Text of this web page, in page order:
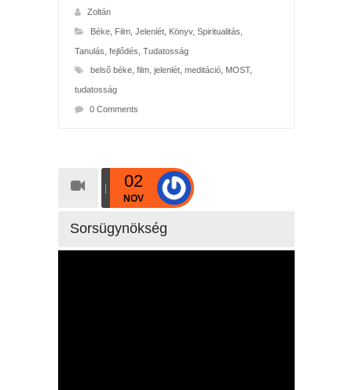
Zoltán
Béke, Film, Jelenlét, Könyv, Spiritualitás
Tanulás, fejlődés Tudatosság
belső béke, film, jelenlét, meditáció, MOST,
tudatosság
0 Comments
02
NOV
Sorsügynökség